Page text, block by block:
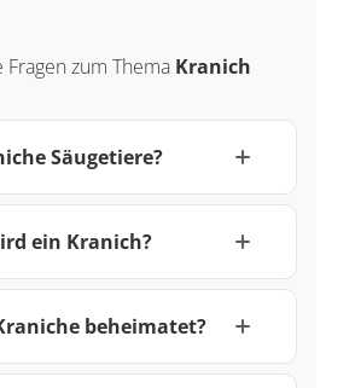
zum Thema Kranich
Säugetiere?
ein Kranich?
beheimatet?